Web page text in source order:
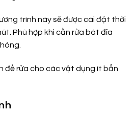
trình này sẽ được cài đặt thời
Phù hợp khi cần rửa bát đĩa
để rửa cho các vật dụng ít bẩn